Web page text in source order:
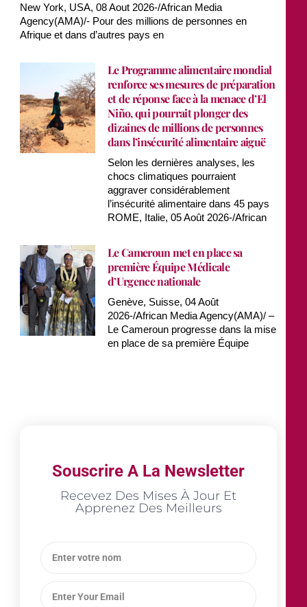
New York, USA, 08 Aout 2026-/African Media
Agency(AMA)/- Pour des millions de personnes en
Afrique et dans d’autres pays en
Le Programme alimentaire mondial
renforce ses mesures de préparation
et de réponse face à la menace d’El
Niño, qui pourrait plonger des
dizaines de millions de personnes
dans l’insécurité alimentaire aiguë
Selon les dernières analyses, les
chocs climatiques pourraient
aggraver considérablement
l’insécurité alimentaire dans 45 pays
ROME, Italie, 05 Août 2026-/African
Le Cameroun met en place sa
première Équipe Médicale
d’Urgence nationale
Genève, Suisse, 04 Août
2026-/African Media Agency(AMA)/ –
Le Cameroun progresse dans la mise
en place de sa première Équipe
Souscrire A La Newsletter
Recevez Des Mises À Jour Et
Apprenez Des Meilleurs